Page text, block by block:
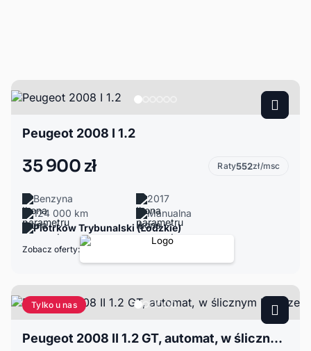
Peugeot 2008 I 1.2
35 900 zł Raty552zł/msc
Benzyna
2017
124 000 km
Manualna
Piotrków Trybunalski (Łódzkie)
Zobacz oferty:
Tylko u nas
Peugeot 2008 II 1.2 GT, automat, w ślicznym kolorze